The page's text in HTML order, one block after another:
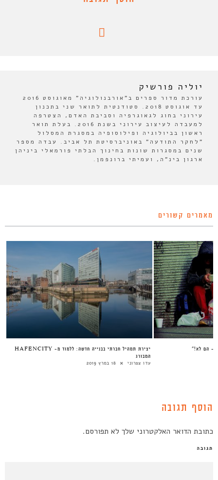
יוליה פורשיק
עורכת מדור ספרים ב"אורבנולוגיה" מאוגוסט 2016
עד אוגוסט 2018. סטודנטית לתואר שני בתכנון
עירוני בחוג לגאוגרפיה וסביבת האדם, הצטרפה
למעבדה לעיצוב עירוני בשנת 2016. בעלת תואר
ראשון בביולוגיה ופילוסופיה במסגרת המסלול
"לחקר התודעה" באוניברסיטת תל אביב. עבדה מספר
שנים במסגרות שונות בחינוך הבלתי פורמאלי ביניהן
ארגון בינ"ה, ועמיתי ברונפמן.
מאמרים קשורים
יצירת תמהיל חברתי בבנייה חדשה: ללמוד מ- HAFENCITY
המבורג
עדו צפרוני 18 במרץ 2019
הם לא!”
הוסף תגובה
כתובת הדואר האלקטרוני שלך לא תפורסם.
תגובה